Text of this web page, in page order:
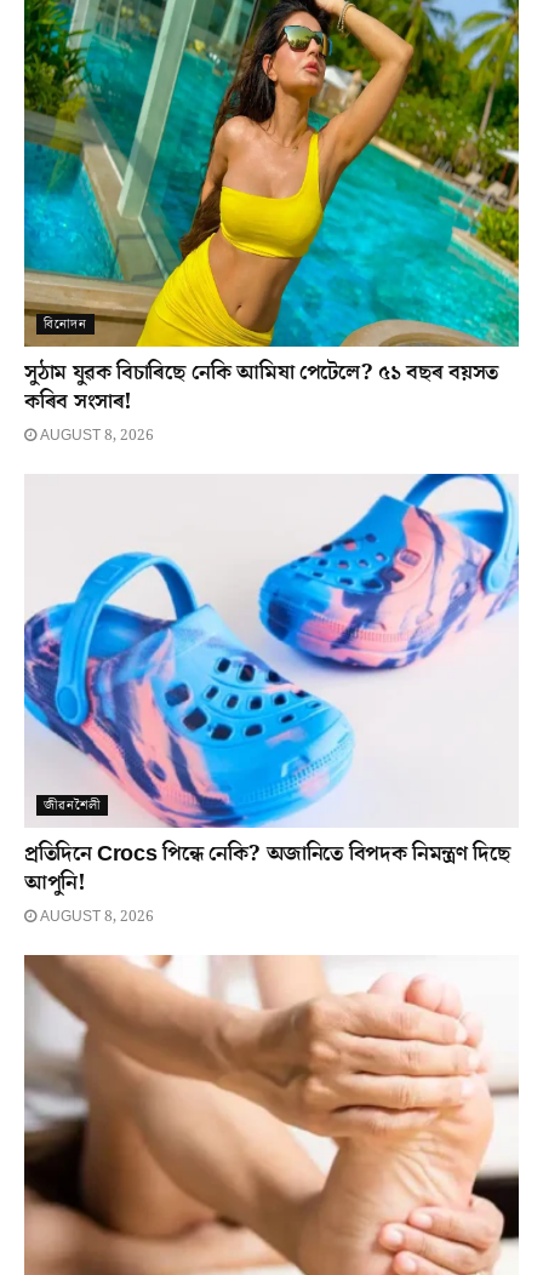
বিনোদন
সুঠাম যুৱক বিচাৰিছে নেকি আমিষা পেটেলে? ৫১ বছৰ বয়সত
কৰিব সংসাৰ!
AUGUST 8, 2026
জীৱনশৈলী
প্ৰতিদিনে Crocs পিন্ধে নেকি? অজানিতে বিপদক নিমন্ত্ৰণ দিছে
আপুনি!
AUGUST 8, 2026